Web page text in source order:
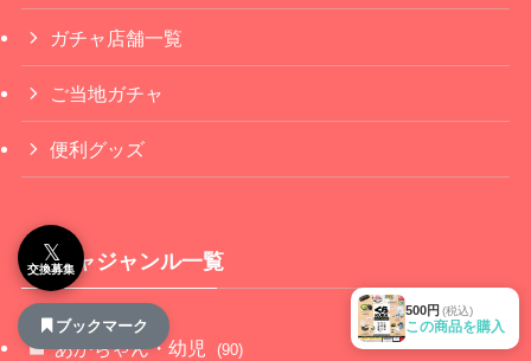
500円 (税込)
この商品を購入
ガチャ店舗一覧
ご当地ガチャ
便利グッズ
ガチャジャンル一覧
あかちゃん・幼児 (90)
𝕏
交換募集
ブックマーク